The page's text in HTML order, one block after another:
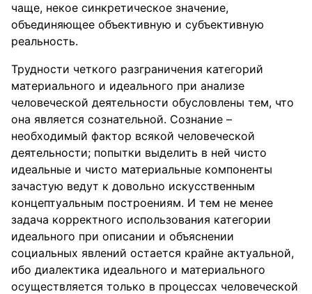
чаще, некое синкретическое значение,
объединяющее объективную и субъективную
реальность.
Трудности четкого разграничения категорий
материального и идеального при анализе
человеческой деятельности обусловлены тем, что
она является сознательной. Сознание –
необходимый фактор всякой человеческой
деятельности; попытки выделить в ней чисто
идеальные и чисто материальные компоненты
зачастую ведут к довольно искусственным
концептуальным построениям. И тем не менее
задача корректного использования категории
идеального при описании и объяснении
социальных явлений остается крайне актуальной,
ибо диалектика идеального и материального
осуществляется только в процессах человеческой